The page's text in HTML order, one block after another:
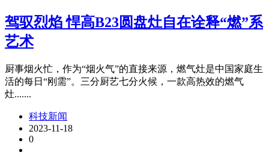
驾驭烈焰 悍高B23圆盘灶自在诠释“燃”系
艺术
厨事烟火忙，作为“烟火气”的直接来源，燃气灶是中国家庭生
活的每日“刚需”。三分厨艺七分火候，一款高热效的燃气
灶.......
科技新闻
2023-11-18
0